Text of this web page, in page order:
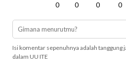
0 0 0 0
Isi komentar sepenuhnya adalah tanggung
dalam UU ITE